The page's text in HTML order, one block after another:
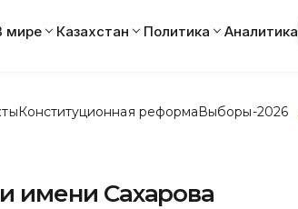
мире Казахстан Политика Аналитика
Конституционная реформаВыборы-2026
имени Сахарова